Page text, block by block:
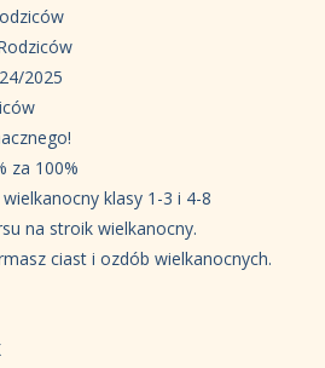
2025
za 100%
klasy 1-3 i 4-8
na stroik wielkanocny.
ciast i ozdób wielkanocnych.